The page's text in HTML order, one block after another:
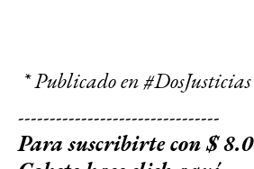
* Publicado en #DosJusticias
--------------------------------
Para suscribirte con $